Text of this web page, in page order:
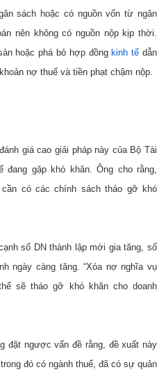
sách hoặc có nguồn vốn từ ngân
nên không có nguồn nộp kịp thời.
hoặc phá bỏ hợp đồng kinh tế dẫn
nợ thuế và tiền phạt chậm nộp.
giá cao giải pháp này của Bộ Tài
đang gặp khó khăn. Ông cho rằng,
có các chính sách tháo gỡ khó
số DN thành lập mới gia tăng, số
ngày càng tăng. “Xóa nợ nghĩa vụ
sẽ tháo gỡ khó khăn cho doanh
đặt ngược vấn đề rằng, đề xuất này
đó có ngành thuế, đã có sự quản